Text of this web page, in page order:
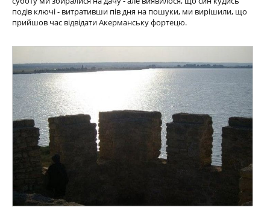
подів ключі - витративши пів дня на пошуки, ми вирішили, що
прийшов час відвідати Акерманську фортецю.